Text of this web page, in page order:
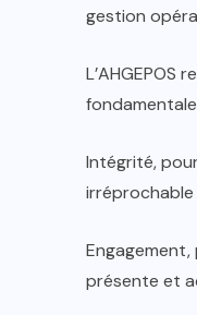
gestion
L’AHGEPOS
Intégrité,
irréprochable
présente et